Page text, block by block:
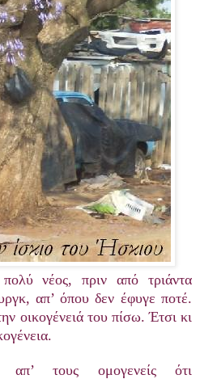
νέος, πριν από τριάντα
απ’ όπου δεν έφυγε ποτέ.
οικογένειά του πίσω. Έτσι κι
απ’ τους ομογενείς ότι